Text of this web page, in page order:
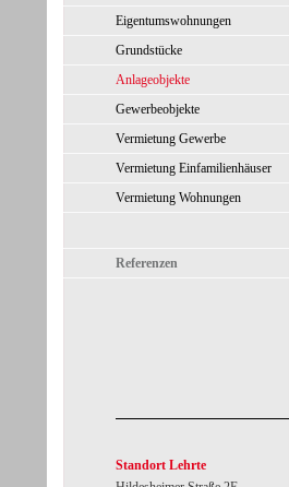
Eigentumswohnungen
Grundstücke
Anlageobjekte
Gewerbeobjekte
Vermietung Gewerbe
Vermietung Einfamilienhäuser
Vermietung Wohnungen
Referenzen
Standort Lehrte